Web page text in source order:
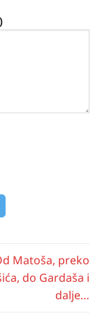
Matoša, preko
do Gardaša i
dalje…